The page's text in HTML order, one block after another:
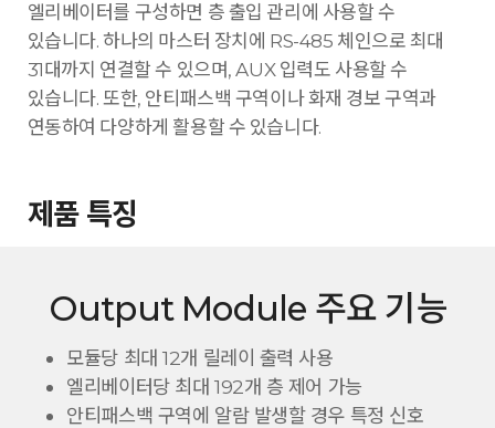
엘리베이터를 구성하면 층 출입 관리에 사용할 수
있습니다. 하나의 마스터 장치에 RS-485 체인으로 최대
31대까지 연결할 수 있으며, AUX 입력도 사용할 수
있습니다. 또한, 안티패스백 구역이나 화재 경보 구역과
연동하여 다양하게 활용할 수 있습니다.
제품 특징
Output Module 주요 기능
모듈당 최대 12개 릴레이 출력 사용
엘리베이터당 최대 192개 층 제어 가능
안티패스백 구역에 알람 발생할 경우 특정 신호